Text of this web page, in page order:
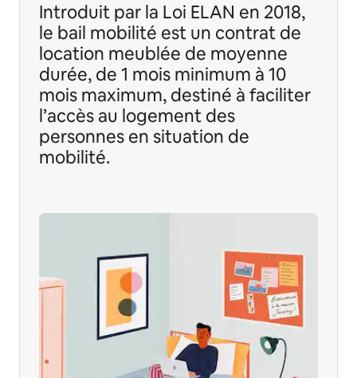
Introduit par la Loi ELAN en 2018,
le bail mobilité est un contrat de
location meublée de moyenne
durée, de 1 mois minimum à 10
mois maximum, destiné à faciliter
l’accès au logement des
personnes en situation de
mobilité.